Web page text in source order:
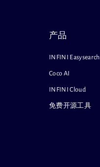
产品
INFINI Easysearch
Coco AI
INFINI Cloud
免费开源工具